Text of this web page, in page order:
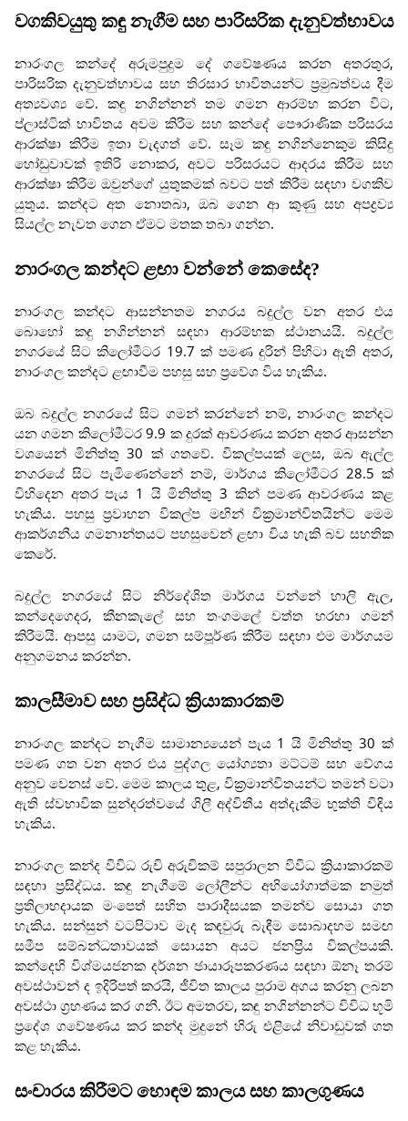
වගකිවයුතු කඳු නැගීම සහ පාරිසරික දැනුවත්භාවය
නාරංගල කන්දේ අරුමපුදුම දේ ගවේෂණය කරන අතරතුර,
පාරිසරික දැනුවත්භාවය සහ තිරසාර භාවිතයන්ට ප්‍රමුඛත්වය දීම
අත්‍යවශ්‍ය වේ. කඳු නගින්නන් තම ගමන ආරම්භ කරන විට,
ප්ලාස්ටික් භාවිතය අවම කිරීම සහ කන්දේ පෞරාණික පරිසරය
ආරක්ෂා කිරීම ඉතා වැදගත් වේ. සෑම කඳු නගින්නෙකුම කිසිදු
හෝඩුවාවක් ඉතිරි නොකර, අවට පරිසරයට ආදරය කිරීම සහ
ආරක්ෂා කිරීම ඔවුන්ගේ යුතුකමක් බවට පත් කිරීම සඳහා වගකිව
යුතුය. කන්දට අත නොතබා, ඔබ ගෙන ආ කුණු සහ අපද්‍රව්‍ය
සියල්ල නැවත ගෙන ඒමට මතක තබා ගන්න.
නාරංගල කන්දට ළඟා වන්නේ කෙසේද?
නාරංගල කන්දට ආසන්නතම නගරය බදුල්ල වන අතර එය
බොහෝ කඳු නගින්නන් සඳහා ආරම්භක ස්ථානයයි. බදුල්ල
නගරයේ සිට කිලෝමීටර 19.7 ක් පමණ දුරින් පිහිටා ඇති අතර,
නාරංගල කන්දට ළඟාවීම පහසු සහ ප්‍රවේශ විය හැකිය.
ඔබ බදුල්ල නගරයේ සිට ගමන් කරන්නේ නම්, නාරංගල කන්දට
යන ගමන කිලෝමීටර 9.9 ක දුරක් ආවරණය කරන අතර ආසන්න
වශයෙන් මිනිත්තු 30 ක් ගතවේ. විකල්පයක් ලෙස, ඔබ ඇල්ල
නගරයේ සිට පැමිණෙන්නේ නම්, මාර්ගය කිලෝමීටර 28.5 ක්
විහිදෙන අතර පැය 1 යි මිනිත්තු 3 කින් පමණ ආවරණය කළ
හැකිය. පහසු ප්‍රවාහන විකල්ප මඟින් වික්‍රමාන්විතයින්ට මෙම
ආකර්ශනීය ගමනාන්තයට පහසුවෙන් ළඟා විය හැකි බව සහතික
කෙරේ.
බදුල්ල නගරයේ සිට නිර්දේශිත මාර්ගය වන්නේ හාලි ඇල,
කන්දෙගෙදර, කීනකැලේ සහ තංගමලේ වත්ත හරහා ගමන්
කිරීමයි. ආපසු යාමට, ගමන සම්පූර්ණ කිරීම සඳහා එම මාර්ගයම
අනුගමනය කරන්න.
කාලසීමාව සහ ප්‍රසිද්ධ ක්‍රියාකාරකම්
නාරංගල කන්දට නැගීම සාමාන්‍යයෙන් පැය 1 යි මිනිත්තු 30 ක්
පමණ ගත වන අතර එය පුද්ගල යෝග්‍යතා මට්ටම් සහ වේගය
අනුව වෙනස් වේ. මෙම කාලය තුළ, වික්‍රමාන්විතයන්ට තමන් වටා
ඇති ස්වභාවික සුන්දරත්වයේ ගිලී අද්විතීය අත්දැකීම භුක්ති විඳිය
හැකිය.
නාරංගල කන්ද විවිධ රුචි අරුචිකම් සපුරාලන විවිධ ක්‍රියාකාරකම්
සඳහා ප්‍රසිද්ධය. කඳු නැගීමේ ලෝලීන්ට අභියෝගාත්මක නමුත්
ප්‍රතිලාභදායක මංපෙත් සහිත පාරාදීසයක තමන්ව සොයා ගත
හැකිය. සන්සුන් වටපිටාව මැද කඳවුරු බැඳීම සොබාදහම සමඟ
සමීප සම්බන්ධතාවයක් සොයන අයට ජනප්‍රිය විකල්පයකි.
කන්දෙහි විශ්මයජනක දර්ශන ඡායාරූපකරණය සඳහා ඕනෑ තරම්
අවස්ථාවන් ද ඉදිරිපත් කරයි, ජීවිත කාලය පුරාම අගය කරනු ලබන
අවස්ථා ග්‍රහණය කර ගනී. ඊට අමතරව, කඳු නගින්නන්ට විවිධ භූමි
ප්‍රදේශ ගවේෂණය කර කන්ද මුදුනේ හිරු එළියේ නිවාඩුවක් ගත
කළ හැකිය.
සංචාරය කිරීමට හොඳම කාලය සහ කාලගුණය